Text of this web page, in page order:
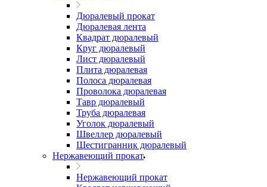
Дюралевый прокат
Дюралевая лента
Квадрат дюралевый
Круг дюралевый
Лист дюралевый
Плита дюралевая
Полоса дюралевая
Проволока дюралевая
Тавр дюралевый
Труба дюралевая
Уголок дюралевый
Швеллер дюралевый
Шестигранник дюралевый
Нержавеющий прокат
Нержавеющий прокат